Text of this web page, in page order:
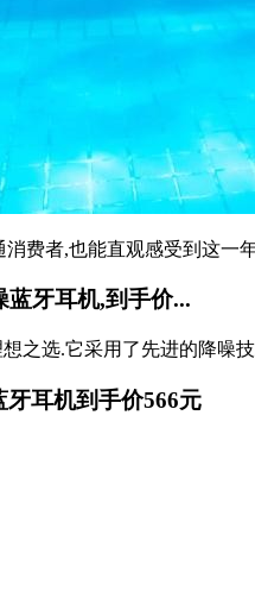
费者,也能直观感受到这一
蓝牙耳机,到手价...
之选.它采用了先进的降噪
耳机到手价566元